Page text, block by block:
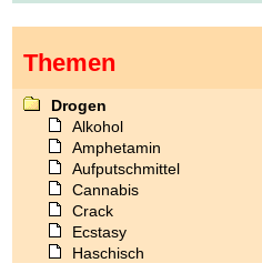
Themen
Drogen
Alkohol
Amphetamin
Aufputschmittel
Cannabis
Crack
Ecstasy
Haschisch